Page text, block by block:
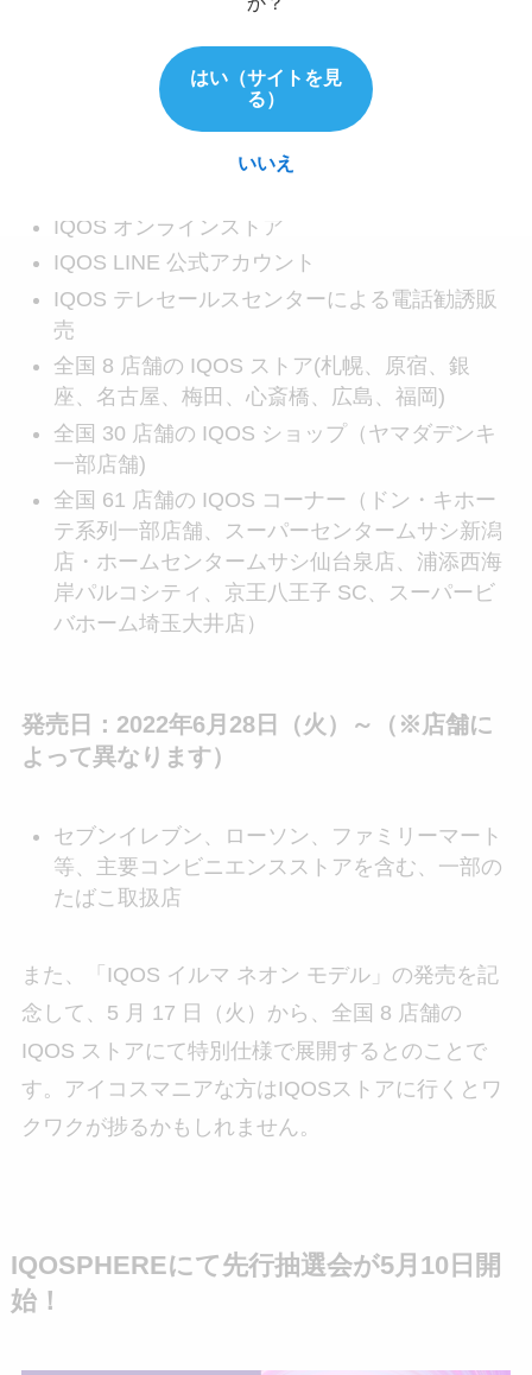
2022年5月17日からの発売では以下の店舗で販売を
IQOS オンラインストア
IQOS LINE 公式アカウント
IQOS テレセールスセンターによる電話勧誘販
売
全国 8 店舗の IQOS ストア(札幌、原宿、銀
座、名古屋、梅田、心斎橋、広島、福岡)
全国 30 店舗の IQOS ショップ（ヤマダデンキ
一部店舗)
全国 61 店舗の IQOS コーナー（ドン・キホー
テ系列一部店舗、スーパーセンタームサシ新潟
店・ホームセンタームサシ仙台泉店、浦添西海
岸パルコシティ、京王八王子 SC、スーパービ
バホーム埼玉大井店）
発売日：2022年6月28日（火）～（※店舗に
よって異なります）
セブンイレブン、ローソン、ファミリーマート
等、主要コンビニエンスストアを含む、一部の
たばこ取扱店
また、「IQOS イルマ ネオン モデル」の発売を記
念して、5 月 17 日（火）から、全国 8 店舗の
IQOS ストアにて特別仕様で展開するとのことで
す。アイコスマニアな方はIQOSストアに行くとワ
クワクが捗るかもしれません。
IQOSPHEREにて先行抽選会が5月10日開
始！
はい（サイトを見
る）
いいえ